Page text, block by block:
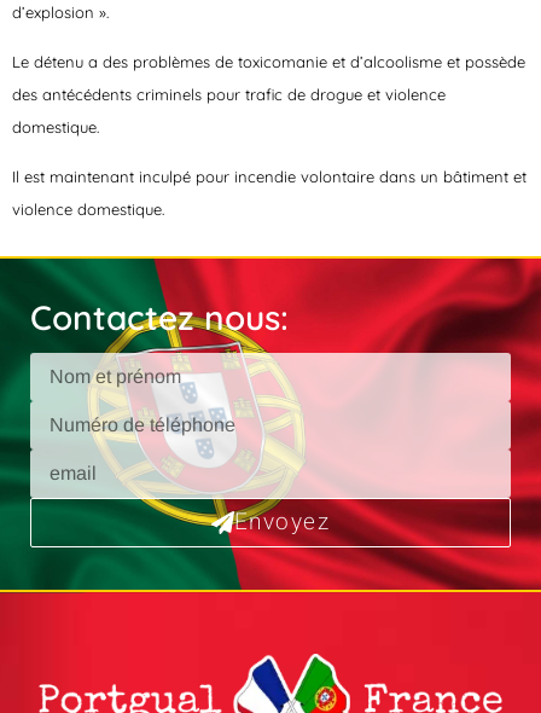
d’explosion ».
Le détenu a des problèmes de toxicomanie et d’alcoolisme et possède
des antécédents criminels pour trafic de drogue et violence
domestique.
Il est maintenant inculpé pour incendie volontaire dans un bâtiment et
violence domestique.
Contactez nous:
Envoyez